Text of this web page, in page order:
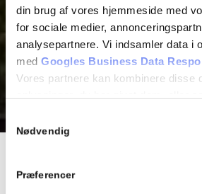
din brug af vores hjemmeside med
for sociale medier,
analysepartnere. Vi indsamler data i
med Googles Business Data
Vores partnere kan kombinere disse
Nødvendig
Præferencer
UDSKIFTNING AF